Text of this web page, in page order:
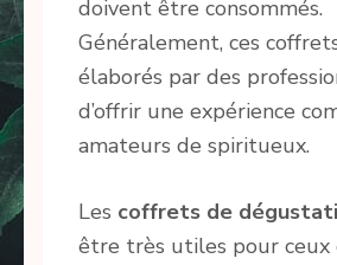
doivent être consommés.
Généralement, ces
élaborés par des
d’offrir une expérience
amateurs de spiritueux.
Les coffrets de
être très utiles pour